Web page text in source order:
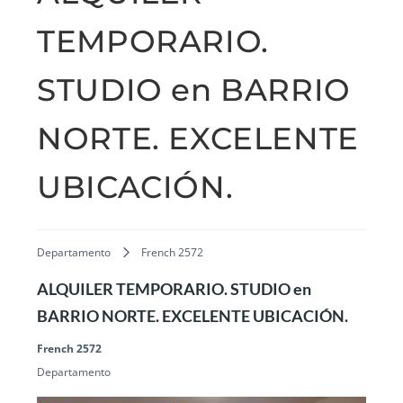
TEMPORARIO.
STUDIO en BARRIO
NORTE. EXCELENTE
UBICACIÓN.
Departamento French 2572
ALQUILER TEMPORARIO. STUDIO en
BARRIO NORTE. EXCELENTE UBICACIÓN.
French 2572
Departamento